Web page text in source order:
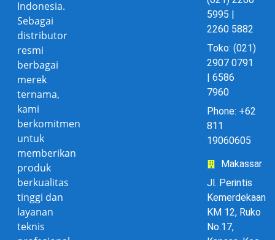
Indonesia.
Sebagai
distributor
resmi
berbagai
merek
ternama,
kami
berkomitmen
untuk
memberikan
produk
berkualitas
tinggi dan
layanan
teknis
5995 |
2260 5882
Toko: (021)
2907 0791
| 6586
7960
Phone: +62
811
19060605
Makassar
Jl. Perintis
Kemerdekaan
KM 12, Ruko
No.17,